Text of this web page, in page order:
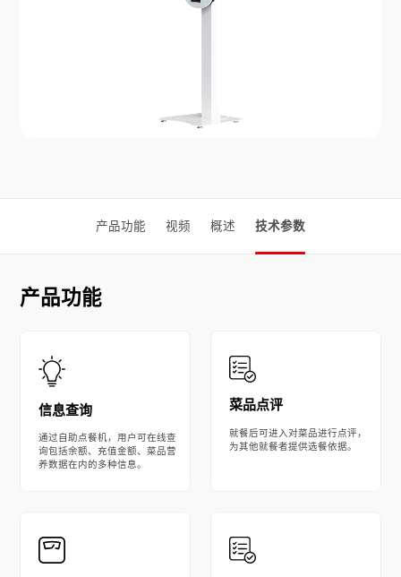
产品功能 视频 概述 技术参数
产品功能
信息查询
通过自助点餐机，用户可在线查
询包括余额、充值金额、菜品营
养数据在内的多种信息。
菜品点评
就餐后可进入对菜品进行点评，
为其他就餐者提供选餐依据。